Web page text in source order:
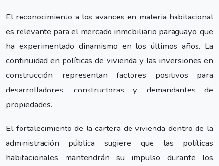
El reconocimiento a los avances en materia habitacional
es relevante para el mercado inmobiliario paraguayo, que
ha experimentado dinamismo en los últimos años. La
continuidad en políticas de vivienda y las inversiones en
construcción representan factores positivos para
desarrolladores, constructoras y demandantes de
propiedades.
El fortalecimiento de la cartera de vivienda dentro de la
administración pública sugiere que las políticas
habitacionales mantendrán su impulso durante los